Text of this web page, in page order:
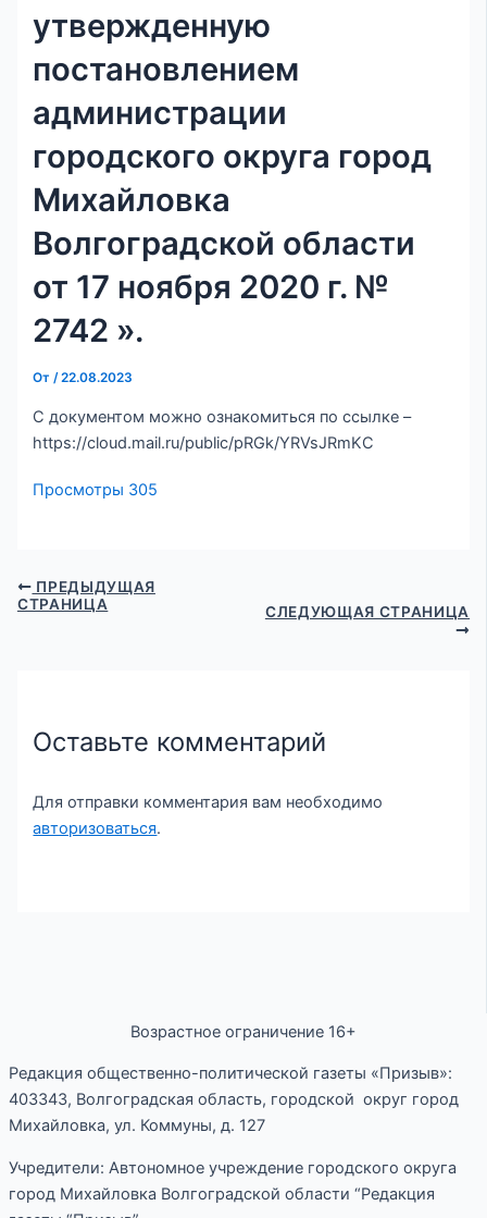
утвержденную
постановлением
администрации
городского округа город
Михайловка
Волгоградской области
от 17 ноября 2020 г. №
2742 ».
От/22.08.2023
С документом можно ознакомиться по ссылке –
https://cloud.mail.ru/public/pRGk/YRVsJRmKC
Просмотры 305
ПРЕДЫДУЩАЯ
СТРАНИЦА
СЛЕДУЮЩАЯ СТРАНИЦА
Оставьте комментарий
Для отправки комментария вам необходимо
авторизоваться.
Возрастное ограничение 16+
Редакция общественно-политической газеты «Призыв»:
403343, Волгоградская область, городской округ город
Михайловка, ул. Коммуны, д. 127
Учредители: Автономное учреждение городского округа
город Михайловка Волгоградской области “Редакция